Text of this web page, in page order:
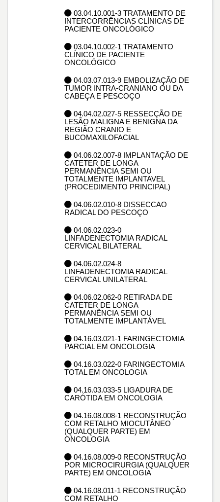
03.04.10.001-3 TRATAMENTO DE
INTERCORRÊNCIAS CLÍNICAS DE
PACIENTE ONCOLÓGICO
03.04.10.002-1 TRATAMENTO
CLÍNICO DE PACIENTE
ONCOLÓGICO
04.03.07.013-9 EMBOLIZAÇÃO DE
TUMOR INTRA-CRANIANO OU DA
CABEÇA E PESCOÇO
04.04.02.027-5 RESSECÇÃO DE
LESÃO MALIGNA E BENIGNA DA
REGIÃO CRANIO E
BUCOMAXILOFACIAL
04.06.02.007-8 IMPLANTAÇÃO DE
CATETER DE LONGA
PERMANÊNCIA SEMI OU
TOTALMENTE IMPLANTAVEL
(PROCEDIMENTO PRINCIPAL)
04.06.02.010-8 DISSECCAO
RADICAL DO PESCOÇO
04.06.02.023-0
LINFADENECTOMIA RADICAL
CERVICAL BILATERAL
04.06.02.024-8
LINFADENECTOMIA RADICAL
CERVICAL UNILATERAL
04.06.02.062-0 RETIRADA DE
CATETER DE LONGA
PERMANÊNCIA SEMI OU
TOTALMENTE IMPLANTÁVEL
04.16.03.021-1 FARINGECTOMIA
PARCIAL EM ONCOLOGIA
04.16.03.022-0 FARINGECTOMIA
TOTAL EM ONCOLOGIA
04.16.03.033-5 LIGADURA DE
CARÓTIDA EM ONCOLOGIA
04.16.08.008-1 RECONSTRUÇÃO
COM RETALHO MIOCUTÂNEO
(QUALQUER PARTE) EM
ONCOLOGIA
04.16.08.009-0 RECONSTRUÇÃO
POR MICROCIRURGIA (QUALQUER
PARTE) EM ONCOLOGIA
04.16.08.011-1 RECONSTRUÇÃO
COM RETALHO